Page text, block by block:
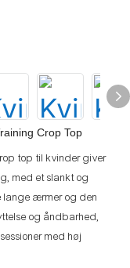
Crop Top
top til kvinder giver
med et slankt og
lange ærmer og den
og åndbarhed,
med høj